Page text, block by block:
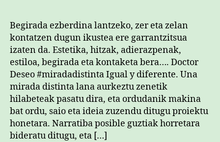
Begirada ezberdina lantzeko, zer eta zelan
kontatzen dugun ikustea ere garrantzitsua
izaten da. Estetika, hitzak, adierazpenak,
estiloa, begirada eta kontaketa bera…. Doctor
Deseo #miradadistinta Igual y diferente. Una
mirada distinta lana aurkeztu zenetik
hilabeteak pasatu dira, eta ordudanik makina
bat ordu, saio eta ideia zuzendu ditugu proiektu
honetara. Narratiba posible guztiak horretara
bideratu ditugu, eta […]